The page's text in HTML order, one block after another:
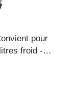
pour
froid -